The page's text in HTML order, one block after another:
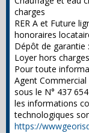
charges
RER A et Future
honoraires
Dépôt de garantie
Loyer hors
Pour toute
Agent Commercial
sous le N° 437
les informations
technologiques
https://